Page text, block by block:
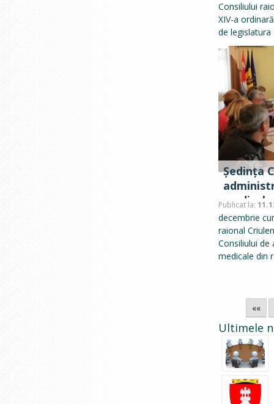
Consiliului
XIV-a
de legislatura
Ședința
Publicat la:
decembrie
raional
Consiliului
medicale din
««
Ultimele